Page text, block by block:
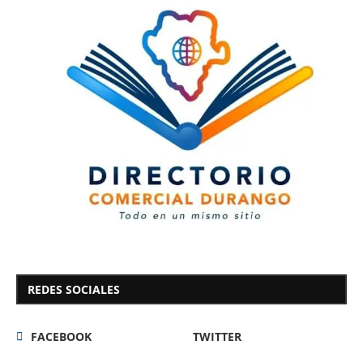
REDES SOCIALES
FACEBOOK
TWITTER